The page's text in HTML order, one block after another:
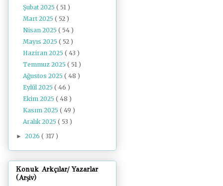
Şubat 2025( 51 )
Mart 2025( 52 )
Nisan 2025( 54 )
Mayıs 2025( 52 )
Haziran 2025( 43 )
Temmuz 2025( 51 )
Ağustos 2025( 48 )
Eylül 2025( 46 )
Ekim 2025( 48 )
Kasım 2025( 49 )
Aralık 2025( 53 )
► 2026 ( 317 )
Konuk Arkçılar/ Yazarlar
(Arşiv)